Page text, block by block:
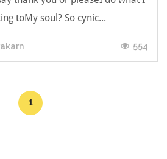
toMy soul? So cynic...
554
1